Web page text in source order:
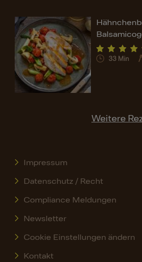
33 Min
Weitere
Impressum
Datenschutz / Recht
Compliance Meldungen
Newsletter
Cookie Einstellungen ändern
Kontakt